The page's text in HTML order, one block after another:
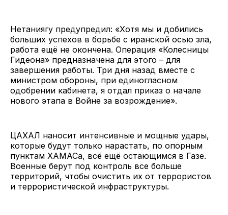
Нетаниягу предупредил: «Хотя мы и добились
больших успехов в борьбе с иранской осью зла,
работа ещё не окончена. Операция «Колесницы
Гидеона» предназначена для этого – для
завершения работы. Три дня назад вместе с
министром обороны, при единогласном
одобрении кабинета, я отдал приказ о начале
нового этапа в Войне за возрождение».
ЦАХАЛ наносит интенсивные и мощные удары,
которые будут только нарастать, по опорным
пунктам ХАМАСа, всё ещё остающимся в Газе.
Военные берут под контроль все больше
территорий, чтобы очистить их от террористов
и террористической инфраструктуры.